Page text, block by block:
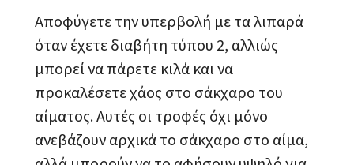
Αποφύγετε την υπερβολή με τα λιπαρά
όταν έχετε διαβήτη τύπου 2, αλλιώς
μπορεί να πάρετε κιλά και να
προκαλέσετε χάος στο σάκχαρο του
αίματος. Αυτές οι τροφές όχι μόνο
ανεβάζουν αρχικά το σάκχαρο στο αίμα,